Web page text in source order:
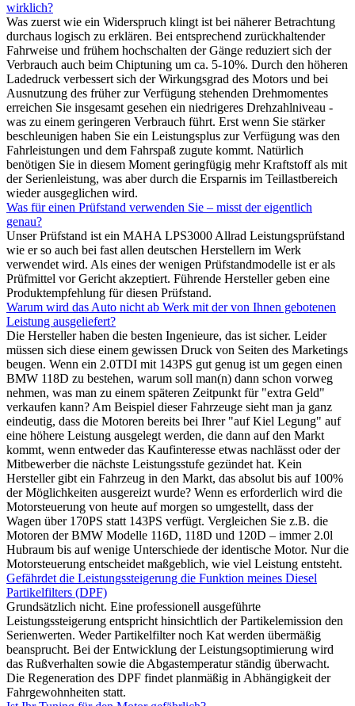
wirklich?
Was zuerst wie ein Widerspruch klingt ist bei näherer Betrachtung
durchaus logisch zu erklären. Bei entsprechend zurückhaltender
Fahrweise und frühem hochschalten der Gänge reduziert sich der
Verbrauch auch beim Chiptuning um ca. 5-10%. Durch den höheren
Ladedruck verbessert sich der Wirkungsgrad des Motors und bei
Ausnutzung des früher zur Verfügung stehenden Drehmomentes
erreichen Sie insgesamt gesehen ein niedrigeres Drehzahlniveau -
was zu einem geringeren Verbrauch führt. Erst wenn Sie stärker
beschleunigen haben Sie ein Leistungsplus zur Verfügung was den
Fahrleistungen und dem Fahrspaß zugute kommt. Natürlich
benötigen Sie in diesem Moment geringfügig mehr Kraftstoff als mit
der Serienleistung, was aber durch die Ersparnis im Teillastbereich
wieder ausgeglichen wird.
Was für einen Prüfstand verwenden Sie – misst der eigentlich
genau?
Unser Prüfstand ist ein MAHA LPS3000 Allrad Leistungsprüfstand
wie er so auch bei fast allen deutschen Herstellern im Werk
verwendet wird. Als eines der wenigen Prüfstandmodelle ist er als
Prüfmittel vor Gericht akzeptiert. Führende Hersteller geben eine
Produktempfehlung für diesen Prüfstand.
Warum wird das Auto nicht ab Werk mit der von Ihnen gebotenen
Leistung ausgeliefert?
Die Hersteller haben die besten Ingenieure, das ist sicher. Leider
müssen sich diese einem gewissen Druck von Seiten des Marketings
beugen. Wenn ein 2.0TDI mit 143PS gut genug ist um gegen einen
BMW 118D zu bestehen, warum soll man(n) dann schon vorweg
nehmen, was man zu einem späteren Zeitpunkt für "extra Geld"
verkaufen kann? Am Beispiel dieser Fahrzeuge sieht man ja ganz
eindeutig, dass die Motoren bereits bei Ihrer "auf Kiel Legung" auf
eine höhere Leistung ausgelegt werden, die dann auf den Markt
kommt, wenn entweder das Kaufinteresse etwas nachlässt oder der
Mitbewerber die nächste Leistungsstufe gezündet hat. Kein
Hersteller gibt ein Fahrzeug in den Markt, das absolut bis auf 100%
der Möglichkeiten ausgereizt wurde? Wenn es erforderlich wird die
Motorsteuerung von heute auf morgen so umgestellt, dass der
Wagen über 170PS statt 143PS verfügt. Vergleichen Sie z.B. die
Motoren der BMW Modelle 116D, 118D und 120D – immer 2.0l
Hubraum bis auf wenige Unterschiede der identische Motor. Nur die
Motorsteuerung entscheidet maßgeblich, wie viel Leistung entsteht.
Gefährdet die Leistungssteigerung die Funktion meines Diesel
Partikelfilters (DPF)
Grundsätzlich nicht. Eine professionell ausgeführte
Leistungssteigerung entspricht hinsichtlich der Partikelemission den
Serienwerten. Weder Partikelfilter noch Kat werden übermäßig
beansprucht. Bei der Entwicklung der Leistungsoptimierung wird
das Rußverhalten sowie die Abgastemperatur ständig überwacht.
Die Regeneration des DPF findet planmäßig in Abhängigkeit der
Fahrgewohnheiten statt.